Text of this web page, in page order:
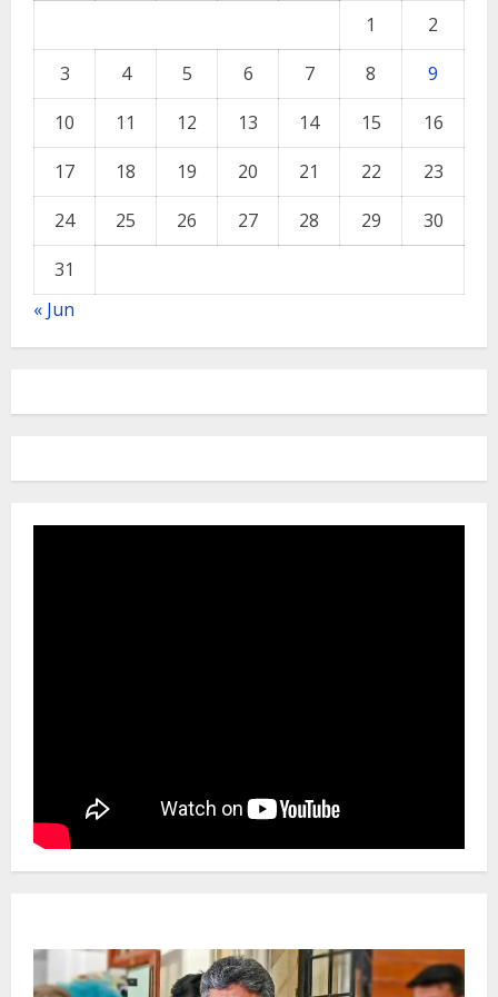
1
2
3
4 5 6 7 8
9
10
11 12 13 14 15
16
17
18 19 20 21 22
23
24
25 26 27 28 29
30
31
« Jun
Newsbeat ಜಿಲ್ಲೆ ರಾಜಕೀಯ ರಾಜ್ಯ